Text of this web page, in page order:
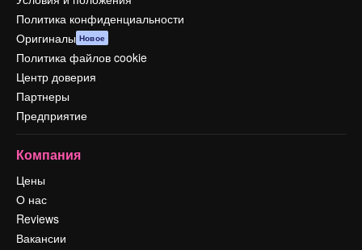
Политика конфиденциальности
Оригиналы Новое
Политика файлов cookie
Центр доверия
Партнеры
Предприятие
Компания
Цены
О нас
Reviews
Вакансии